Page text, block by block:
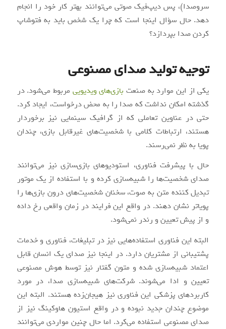
سروصدا)، پس دیپ‌فیک صوتی می‌توانند بهتر کار خود را انجام
دهد. حال سؤال اینجا است که چرا یک شخص باید به فتوشاپ
کردن صدا بپردازد؟
توجیه تولید صدای مصنوعی
یکی از این موارد به صنعت بازی‌های ویدیویی مربوط می‌شود. در
گذشته امکان نداشت که صدا را به محض درخواست، ایجاد کرد.
حتی در عناوین تعاملی که از گرافیک سینمایی نیز برخوردار
هستند، ارتباطات کلامی با شخصیت‌های غیرقابل بازی، چندان
پویا به نظر نمی‌رسند.
حال با پیشرفت فناوری، استودیوهای بازی‌سازی نیز می‌توانند
صدای شخصیت‌ها را شبیه‌سازی کرده و با استفاده از یک موتور
تبدیل کننده متن به صوت، سخنان شخصیت‌های درون بازی‌ها را
پویاتر نشان دهند. در واقع این فرایند در زمان واقعی رخ داده
و از پیش تعیین و رندر نمی‌شود.
البته این فناوری استفاده‌هایی نیز در تبلیغات، فناوری و خدمات
پشتیبانی از مشتریان دارد. در اینجا نیز صدای یک انسان قابل
اعتماد شبیه‌سازی شده و متون گفتار نیز توسط هوش مصنوعی
تعیین و ادا می‌شوند. شرکت‌های شبیه‌سازی صدا، در مورد
کاربردهای پزشکی این فناوری نیز هیجان‌زده هستند. البته این
موضوع چندان جدید نبوده و در واقع استیون هاوکینگ نیز از
صدای مصنوعی استفاده می‌کرد. اما حال چنین مواردی می‌توانند